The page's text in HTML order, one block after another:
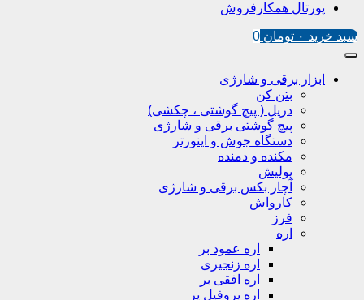
پورتال همکارفروش
سبد خرید ۰ تومان 0
ابزار برقی و شارژی
بتن کن
دریل ( پیچ گوشتی ، چکشی)
پیچ گوشتی برقی و شارژی
دستگاه جوش و اینورتر
مکنده و دمنده
پولیش
آچار بکس برقی و شارژی
کارواش
فرز
اره
اره عمود بر
اره زنجیری
اره افقی بر
اره پروفیل پر